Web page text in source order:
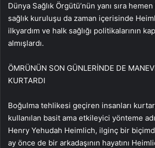
Dünya Sağlık Örgütü’nün yanı sıra
sağlık kuruluşu da zaman içerisinde
ilkyardım ve halk sağlığı politikalarının
almışlardı.
ÖMRÜNÜN SON GÜNLERİNDE DE
KURTARDI
Boğulma tehlikesi geçiren insanları
kullanılan basit ama etkileyici yönteme
Henry Yehudah Heimlich, ilginç bir
ay önce de bir arkadaşının hayatını